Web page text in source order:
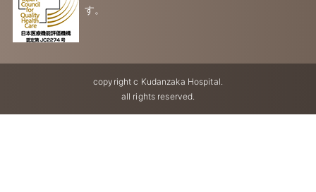
す。
copyright c Kudanzaka Hospital.
all rights reserved.